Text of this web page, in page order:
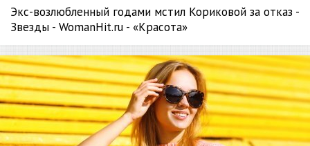
Экс-возлюбленный годами мстил Кориковой за отказ -
Звезды - WomanHit.ru - «Красота»